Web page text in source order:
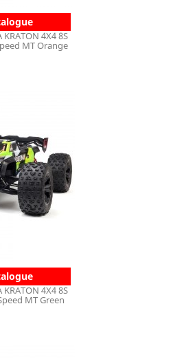
KRATON 4X4 8S
MT Orange
KRATON 4X4 8S
MT Green